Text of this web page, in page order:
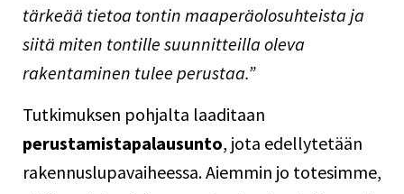
tärkeää tietoa tontin maaperäolosuhteista ja
siitä miten tontille suunnitteilla oleva
rakentaminen tulee perustaa.”
Tutkimuksen pohjalta laaditaan
perustamistapalausunto, jota edellytetään
rakennuslupavaiheessa.Aiemmin jo totesimme,